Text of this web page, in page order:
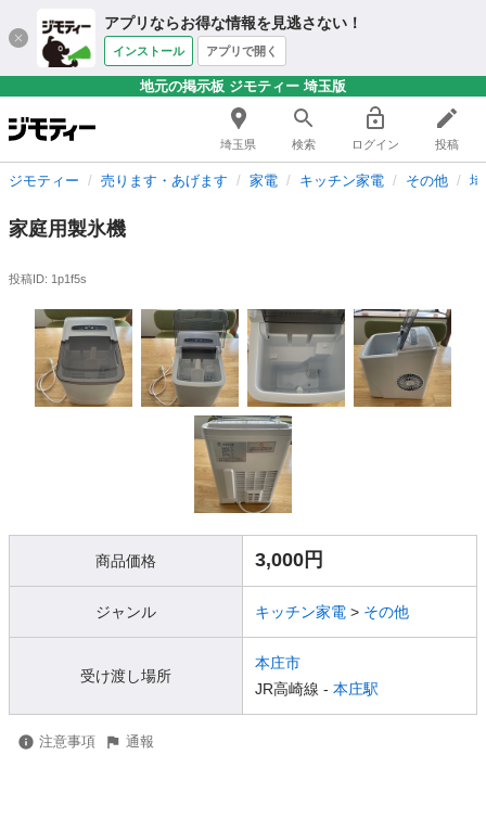
アプリならお得な情報を見逃さない！
インストール アプリで開く
地元の掲示板 ジモティー 埼玉版
埼玉県 検索 ログイン 投稿
ジモティー 売ります・あげます 家電 キッチン家電 その他
家庭用製氷機
投稿ID: 1p1f5s
商品価格 3,000円
ジャンル キッチン家電 > その他
受け渡し場所
本庄市
JR高崎線 - 本庄駅
注意事項 通報